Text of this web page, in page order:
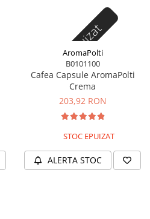
Stoc epuizat
AromaPolti
B0101100
Cafea Capsule AromaPolti
Crema
203,92 RON
STOC EPUIZAT
ALERTA STOC